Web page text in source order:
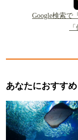
Google検索で
あなたにおすすめ